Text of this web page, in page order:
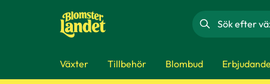
Sök
Växter Tillbehör Blombud